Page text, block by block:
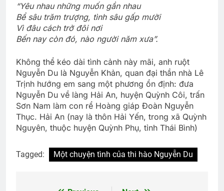
“Yêu nhau những muốn gần nhau
Bể sâu trăm trượng, tình sâu gấp mười
Vì đâu cách trở đôi nơi
Bến nay còn đó, nào người năm xưa”.
Không thể kéo dài tình cảnh này mãi, anh ruột
Nguyễn Du là Nguyễn Khản, quan đại thần nhà Lê
Trịnh hướng em sang một phương ổn định: đưa
Nguyễn Du về làng Hải An, huyện Quỳnh Côi, trấn
Sơn Nam làm con rể Hoàng giáp Đoàn Nguyễn
Thục. Hải An (nay là thôn Hải Yến, trong xã Quỳnh
Nguyên, thuộc huyện Quỳnh Phụ, tỉnh Thái Bình)
Tagged: Một chuyện tình của thi hào Nguyễn Du